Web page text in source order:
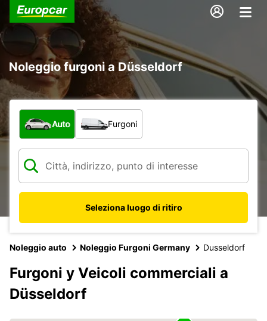
Noleggio furgoni a Düsseldorf
Scegli la tipologia di veicolo:
Auto Furgoni
Seleziona luogo di ritiro
Noleggio auto Noleggio Furgoni Germany Dusseldorf
Furgoni y Veicoli commerciali a
Düsseldorf